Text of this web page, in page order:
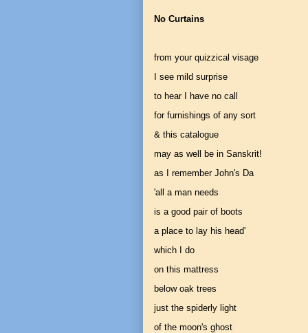
No Curtains
from your quizzical visage
I see mild surprise
to hear I have no call
for furnishings of any sort
& this catalogue
may as well be in Sanskrit!
as I remember John's Da
'all a man needs
is a good pair of boots
a place to lay his head'
which I do
on this mattress
below oak trees
just the spiderly light
of the moon's ghost